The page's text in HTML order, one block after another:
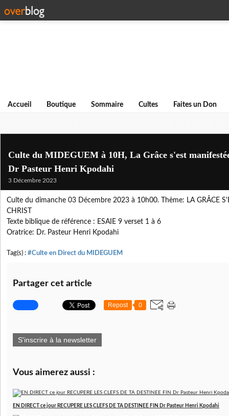
Accueil Boutique Sommaire Cultes Faites un Don
Culte du MIDEGUEM à 10H, La Grâce s'est
Dr Pasteur Henri Kpodahi
3 Décembre 2023
Culte du dimanche 03 Décembre 2023 à 10h00. Thème: LA GRÂCE
CHRIST
Texte biblique de référence : ESAIE 9 verset 1 à 6
Oratrice: Dr. Pasteur Henri Kpodahi
Tag(s) : #Culte en Direct du MIDEGUEM
Partager cet article
Repost 0
S'inscrire à la newsletter
Vous aimerez aussi :
EN DIRECT ce jour RECUPERE LES CLEFS DE TA DESTINEE FIN Dr Pasteur Henri Kpodahi